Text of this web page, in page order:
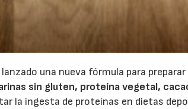
lanzado una nueva fórmula para preparar
sin gluten, proteína vegetal,
la ingesta de proteínas en dietas